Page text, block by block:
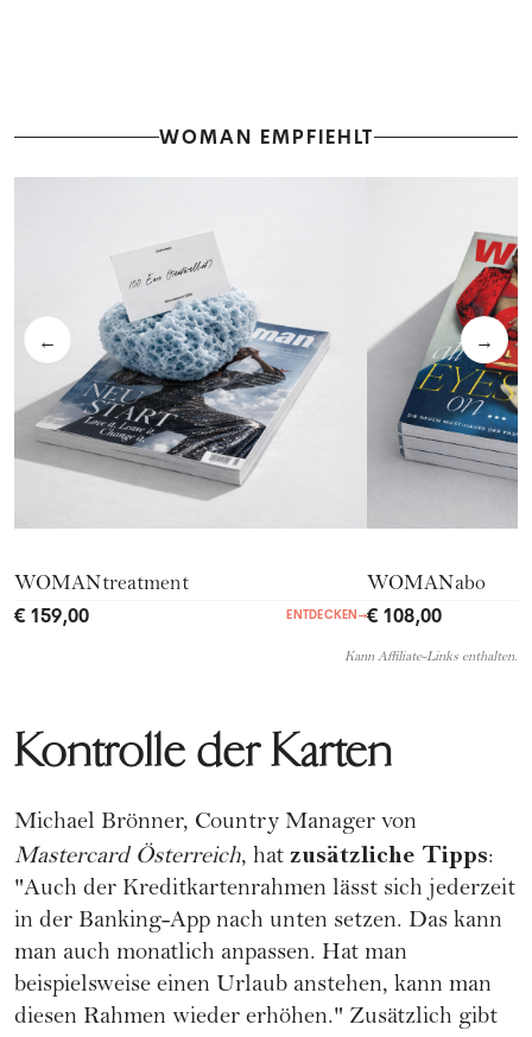
WOMAN EMPFIEHLT
← →
WOMANtreatment
€ 159,00 ENTDECKEN →
WOMANabo
€ 108,00
Kann Affiliate-Links enthalten.
Kontrolle der Karten
Michael Brönner, Country Manager von
Mastercard Österreich, hat zusätzliche Tipps:
"Auch der Kreditkartenrahmen lässt sich jederzeit
in der Banking-App nach unten setzen. Das kann
man auch monatlich anpassen. Hat man
beispielsweise einen Urlaub anstehen, kann man
diesen Rahmen wieder erhöhen." Zusätzlich gibt